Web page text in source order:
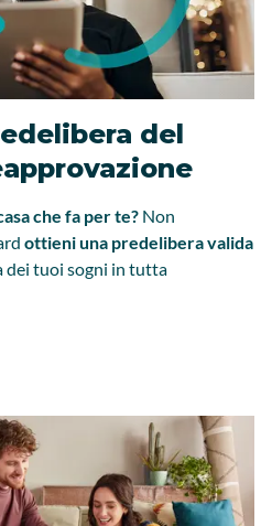
del
che fa per te? Non
ottieni una predelibera valida
dei tuoi sogni in tutta